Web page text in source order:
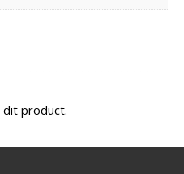
dit product.